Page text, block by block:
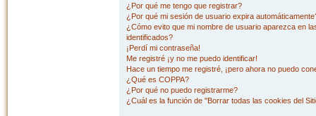
¿Por qué me tengo que registrar?
¿Por qué mi sesión de usuario expira
¿Cómo evito que mi nombre de usuario aparezca en
identificados?
¡Perdí mi contraseña!
Me registré ¡y no me puedo identificar!
Hace un tiempo me registré, ¡pero ahora no puedo
¿Qué es COPPA?
¿Por qué no puedo registrarme?
¿Cuál es la función de "Borrar todas las cookies del